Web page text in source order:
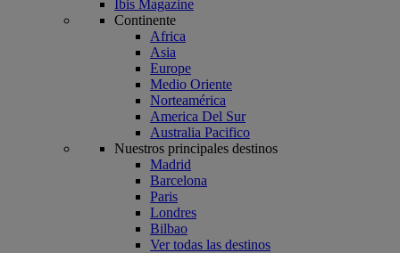
Ibis Magazine
Continente
Africa
Asia
Europe
Medio Oriente
Norteamérica
America Del Sur
Australia Pacifico
Nuestros principales destinos
Madrid
Barcelona
Paris
Londres
Bilbao
Ver todas las destinos